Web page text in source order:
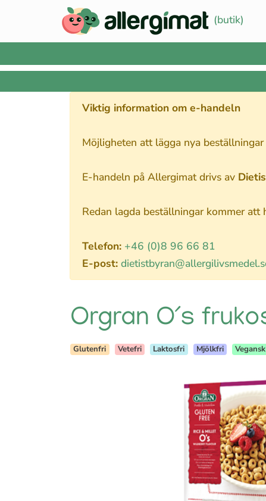
(butik)
Viktig information om e-handeln
Möjligheten att lägga nya
E-handeln på Allergimat drivs av
Redan lagda beställningar kommer
Telefon: +46 (0)8 96 66 81
E-post:
Orgran O´s
Glutenfri Vetefri Laktosfri Mjölkfri Vegansk